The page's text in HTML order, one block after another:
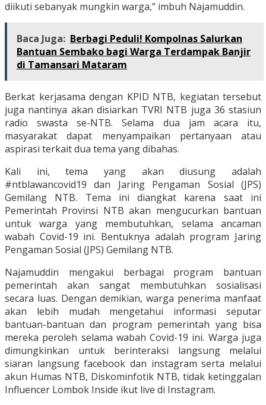
diikuti sebanyak mungkin warga,” imbuh Najamuddin.
Baca Juga: Berbagi Peduli! Kompolnas Salurkan
Bantuan Sembako bagi Warga Terdampak Banjir
di Tamansari Mataram
Berkat kerjasama dengan KPID NTB, kegiatan tersebut
juga nantinya akan disiarkan TVRI NTB juga 36 stasiun
radio swasta se-NTB. Selama dua jam acara itu,
masyarakat dapat menyampaikan pertanyaan atau
aspirasi terkait dua tema yang dibahas.
Kali ini, tema yang akan diusung adalah
#ntblawancovid19 dan Jaring Pengaman Sosial (JPS)
Gemilang NTB. Tema ini diangkat karena saat ini
Pemerintah Provinsi NTB akan mengucurkan bantuan
untuk warga yang membutuhkan, selama ancaman
wabah Covid-19 ini. Bentuknya adalah program Jaring
Pengaman Sosial (JPS) Gemilang NTB.
Najamuddin mengakui berbagai program bantuan
pemerintah akan sangat membutuhkan sosialisasi
secara luas. Dengan demikian, warga penerima manfaat
akan lebih mudah mengetahui informasi seputar
bantuan-bantuan dan program pemerintah yang bisa
mereka peroleh selama wabah Covid-19 ini. Warga juga
dimungkinkan untuk berinteraksi langsung melalui
siaran langsung facebook dan instagram serta melalui
akun Humas NTB, Diskominfotik NTB, tidak ketinggalan
Influencer Lombok Inside ikut live di Instagram.